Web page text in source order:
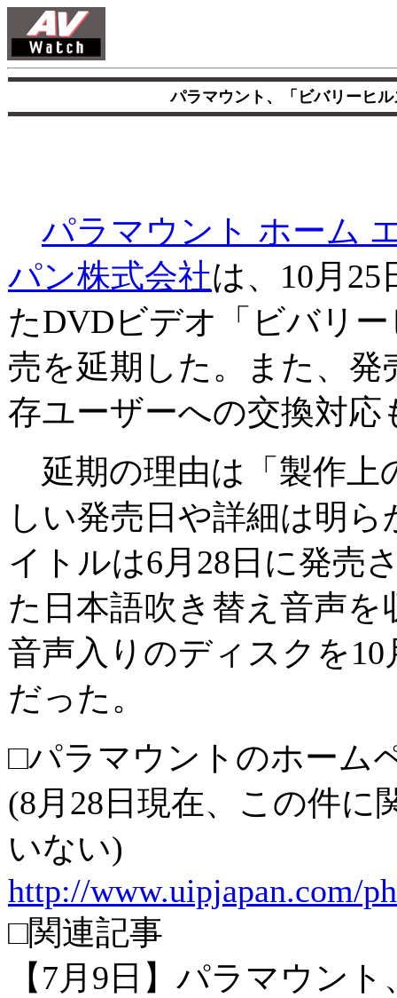
パラマウント、「ビバリーヒ
パラマウント ホーム
パン株式会社は、10月
たDVDビデオ「ビバリ
売を延期した。また、
存ユーザーへの交換対応
延期の理由は「製作上
しい発売日や詳細は明
イトルは6月28日に発売
た日本語吹き替え音声
音声入りのディスクを
だった。
□パラマウントのホーム
(8月28日現在、この件に
いない)
http://www.uipjapan.com/
□関連記事
【7月9日】パラマウン